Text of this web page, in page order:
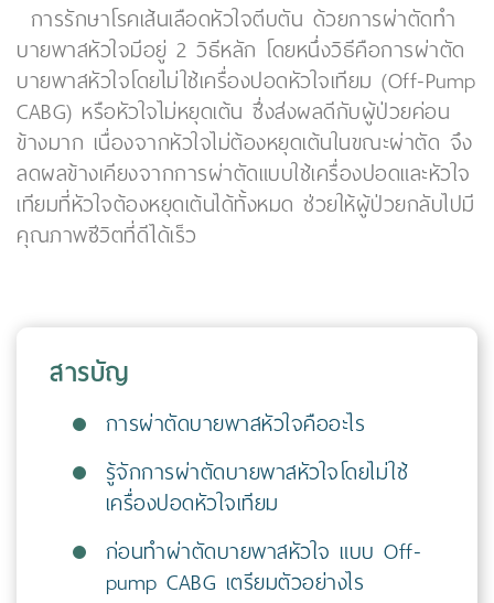
การรักษาโรคเส้นเลือดหัวใจตีบตัน ด้วยการผ่าตัดทำ
บายพาสหัวใจมีอยู่ 2 วิธีหลัก โดยหนึ่งวิธีคือการผ่าตัด
บายพาสหัวใจโดยไม่ใช้เครื่องปอดหัวใจเทียม (Off-Pump
CABG) หรือหัวใจไม่หยุดเต้น ซึ่งส่งผลดีกับผู้ป่วยค่อน
ข้างมาก เนื่องจากหัวใจไม่ต้องหยุดเต้นในขณะผ่าตัด จึง
ลดผลข้างเคียงจากการผ่าตัดแบบใช้เครื่องปอดและหัวใจ
เทียมที่หัวใจต้องหยุดเต้นได้ทั้งหมด ช่วยให้ผู้ป่วยกลับไปมี
คุณภาพชีวิตที่ดีได้เร็ว
สารบัญ
การผ่าตัดบายพาสหัวใจคืออะไร
รู้จักการผ่าตัดบายพาสหัวใจโดยไม่ใช้
เครื่องปอดหัวใจเทียม
ก่อนทำผ่าตัดบายพาสหัวใจ แบบ Off-
pump CABG เตรียมตัวอย่างไร